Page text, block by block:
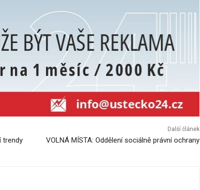
trendy
Další článek
VOLNÁ MÍSTA: Oddělení sociálně právní ochrany